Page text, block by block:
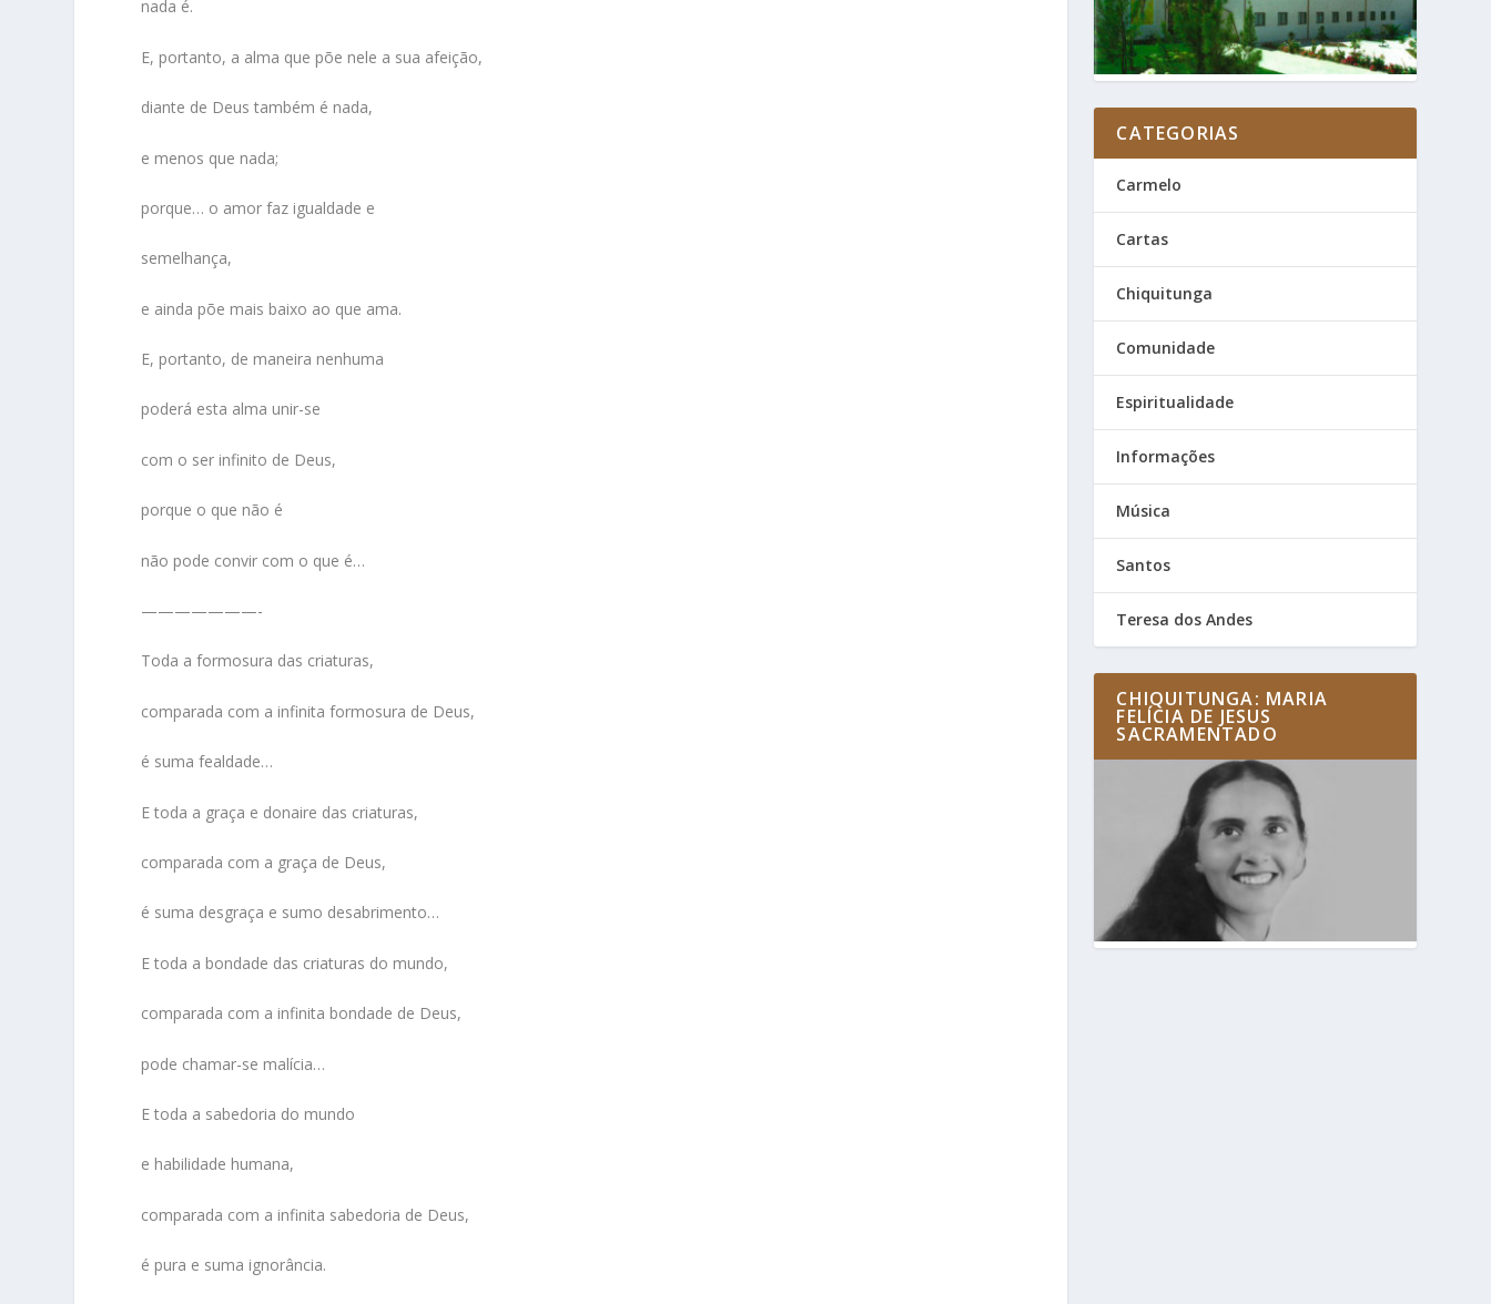
nada é.
E, portanto, a alma que põe nele a sua afeição,
diante de Deus também é nada,
e menos que nada;
porque… o amor faz igualdade e
semelhança,
e ainda põe mais baixo ao que ama.
E, portanto, de maneira nenhuma
poderá esta alma unir-se
com o ser infinito de Deus,
porque o que não é
não pode convir com o que é…
———————-
Toda a formosura das criaturas,
comparada com a infinita formosura de Deus,
é suma fealdade…
E toda a graça e donaire das criaturas,
comparada com a graça de Deus,
é suma desgraça e sumo desabrimento…
E toda a bondade das criaturas do mundo,
comparada com a infinita bondade de Deus,
pode chamar-se malícia…
E toda a sabedoria do mundo
e habilidade humana,
comparada com a infinita sabedoria de Deus,
é pura e suma ignorância.
CATEGORIAS
Carmelo
Cartas
Chiquitunga
Comunidade
Espiritualidade
Informações
Música
Santos
Teresa dos Andes
CHIQUITUNGA: MARIA
FELÍCIA DE JESUS
SACRAMENTADO